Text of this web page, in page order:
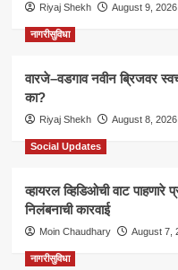
Riyaj Shekh August 9, 2026
नागरीसुविधा
वारजे–वडगाव नवीन ब्रिजवर
का?
Riyaj Shekh August 8, 2026
Social Updates
व्हायरल व्हिडिओची वाट
निलंबनाची कारवाई
Moin Chaudhary August 7,
नागरीसुविधा